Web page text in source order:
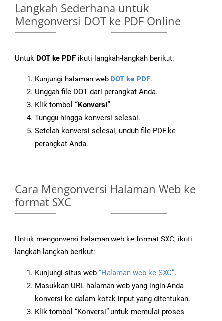
Langkah Sederhana untuk
Mengonversi DOT ke PDF Online
Untuk DOT ke PDF ikuti langkah-langkah berikut:
Kunjungi halaman web DOT ke PDF.
Unggah file DOT dari perangkat Anda.
Klik tombol “Konversi”.
Tunggu hingga konversi selesai.
Setelah konversi selesai, unduh file PDF ke
perangkat Anda.
Cara Mengonversi Halaman Web ke
format SXC
Untuk mengonversi halaman web ke format SXC, ikuti
langkah-langkah berikut:
Kunjungi situs web “Halaman web ke SXC”.
Masukkan URL halaman web yang ingin Anda
konversi ke dalam kotak input yang ditentukan.
Klik tombol “Konversi” untuk memulai proses